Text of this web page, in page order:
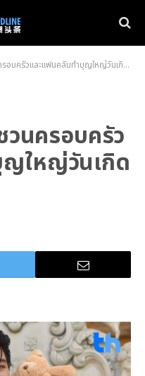
วและแฟนคลับทำบุญใหญ่วันเกิดอายุครบ 25 ปี
วนครอบครัว
ใหญ่วันเกิด